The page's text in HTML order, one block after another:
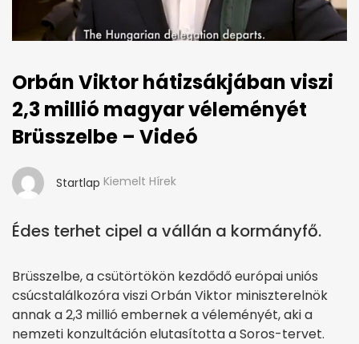
Orbán Viktor hátizsákjában viszi
2,3 millió magyar véleményét
Brüsszelbe – Videó
Startlap Kiemelt Hírek
Édes terhet cipel a vállán a kormányfő.
Brüsszelbe, a csütörtökön kezdődő európai uniós
csúcstalálkozóra viszi Orbán Viktor miniszterelnök
annak a 2,3 millió embernek a véleményét, aki a
nemzeti konzultáción elutasította a Soros-tervet.